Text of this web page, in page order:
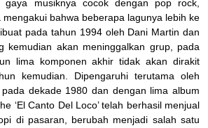
gaya musiknya cocok dengan pop rock,
bahwa beberapa lagunya lebih ke
pada tahun 1994 oleh Dani Martin dan
kemudian akan meninggalkan grup, pada
lima komponen akhir tidak akan dirakit
kemudian. Dipengaruhi terutama oleh
dekade 1980 dan dengan lima album
‘El Canto Del Loco’ telah berhasil menjual
di pasaran, berubah menjadi salah satu